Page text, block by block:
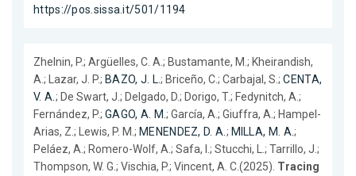
https://pos.sissa.it/501/1194
Zhelnin, P.; Argüelles, C. A.; Bustamante, M.; Kheirandish,
A.; Lazar, J. P.; BAZO, J. L.; Briceño, C.; Carbajal, S.;CENTA,
V. A. ; De Swart, J.; Delgado, D.; Dorigo, T.; Fedynitch, A.;
Fernández, P.; GAGO, A. M.; García, A.; Giuffra, A.; Hampel-
Arias, Z.; Lewis, P. M.; MENENDEZ, D. A. ; MILLA, M. A.;
Peláez, A.; Romero-Wolf, A.; Safa, I.; Stucchi, L.; Tarrillo, J.;
Thompson, W. G.; Vischia, P.; Vincent, A. C.(2025). Tracing